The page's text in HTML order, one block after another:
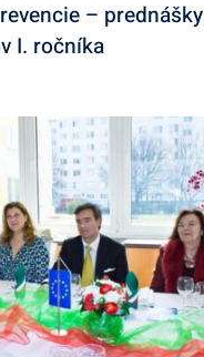
– prednášky
I. ročníka